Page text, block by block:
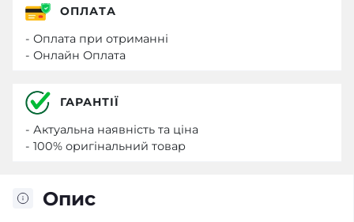
Опис
ОПЛАТА
- Оплата при отриманні
- Онлайн Оплата
ГАРАНТІЇ
- Актуальна наявність та ціна
- 100% оригінальний товар